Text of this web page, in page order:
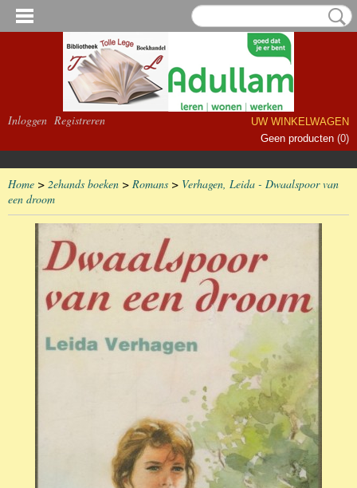
Inloggen Registreren
UW WINKELWAGEN
Geen producten (0)
Home > 2ehands boeken > Romans > Verhagen, Leida - Dwaalspoor van
een droom